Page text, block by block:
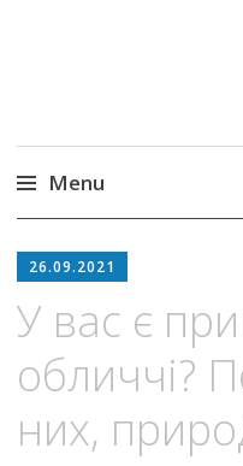
Menu
to
26.09.2021
У вас є
обличчі?
них,